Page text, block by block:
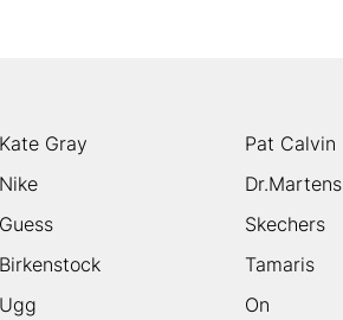
Gray
Pat Calvin
Dr.Martens
Skechers
Tamaris
On